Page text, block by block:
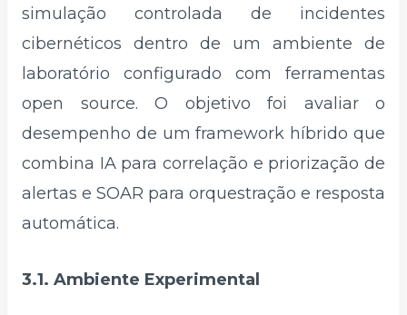
simulação controlada de incidentes
cibernéticos dentro de um ambiente de
laboratório configurado com ferramentas
open source. O objetivo foi avaliar o
desempenho de um framework híbrido que
combina IA para correlação e priorização de
alertas e SOAR para orquestração e resposta
automática.
3.1. Ambiente Experimental